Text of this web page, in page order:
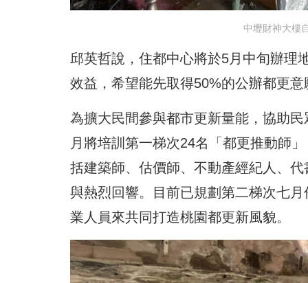
中壢財神大樓
邱英哲說，住都中心將於5月中旬辦理
效益，希望能先取得50%的公辦都更
為擴大民間參與都市更新量能，協助
月將培訓第一梯次24名「都更推動師
括建築師、估價師、不動產經紀人、
與熱烈回響。目前已規劃第二梯次七
業人員來共同打造桃園都更新風貌。